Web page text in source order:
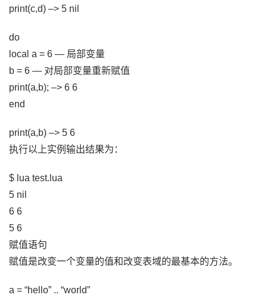
print(c,d) –> 5 nil
do
local a = 6 — 局部变量
b = 6 — 对局部变量重新赋值
print(a,b); –> 6 6
end
print(a,b) –> 5 6
执行以上实例输出结果为：
$ lua test.lua
5 nil
6 6
5 6
赋值语句
赋值是改变一个变量的值和改变表域的最基本的方法。
a = “hello” .. “world”